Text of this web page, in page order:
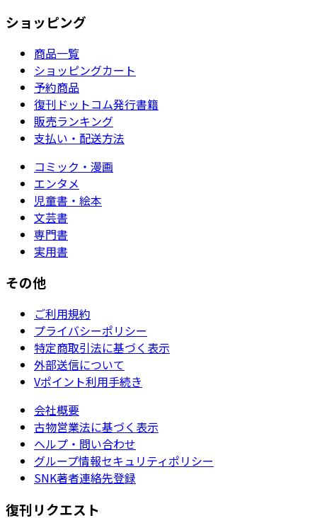
ショッピング
商品一覧
ショッピングカート
予約商品
復刊ドットコム発行書籍
販売ランキング
支払い・配送方法
コミック・漫画
エンタメ
児童書・絵本
文芸書
専門書
実用書
その他
ご利用規約
プライバシーポリシー
特定商取引法に基づく表示
外部送信について
Vポイント利用手続き
会社概要
古物営業法に基づく表示
ヘルプ・問い合わせ
グループ情報セキュリティポリシー
SNK著者連絡先登録
復刊リクエスト